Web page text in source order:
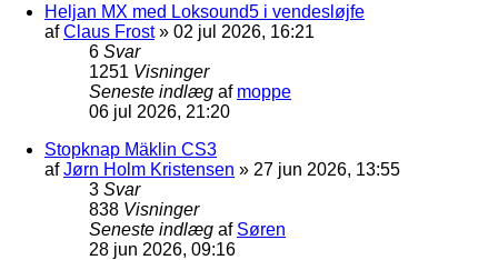
Heljan MX med Loksound5 i vendesløjfe
afClaus Frost» 02 jul 2026, 16:21
6 Svar
1251 Visninger
Seneste indlæg af moppe
06 jul 2026, 21:20
Stopknap Mäklin CS3
afJørn Holm Kristensen » 27 jun 2026, 13:55
3 Svar
838 Visninger
Seneste indlæg af Søren
28 jun 2026, 09:16